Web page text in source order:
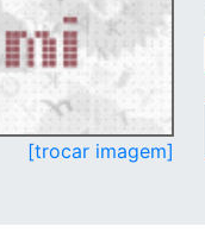
[trocar imagem]